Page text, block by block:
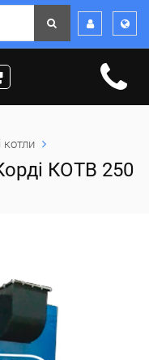
котли
КОТВ 250